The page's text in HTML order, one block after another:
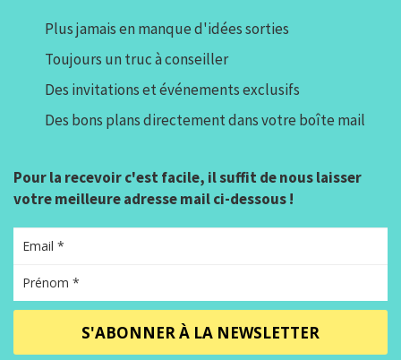
Plus jamais en manque d'idées sorties
Toujours un truc à conseiller
Des invitations et événements exclusifs
Des bons plans directement dans votre boîte mail
Pour la recevoir c'est facile, il suffit de nous laisser
votre meilleure adresse mail ci-dessous !
S'ABONNER À LA NEWSLETTER